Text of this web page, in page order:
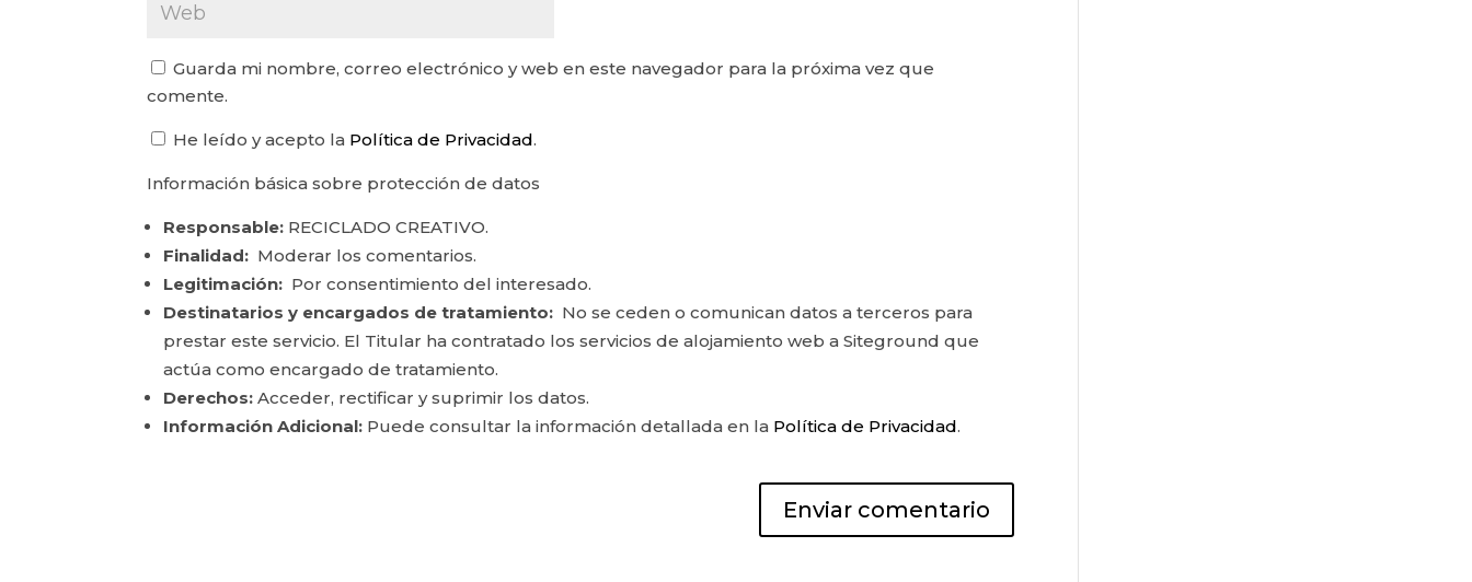
Guarda mi nombre, correo electrónico y web en este navegador para la próxima vez que
comente.
He leído y acepto la Política de Privacidad.
Información básica sobre protección de datos
Responsable: RECICLADO CREATIVO.
Finalidad: Moderar los comentarios.
Legitimación: Por consentimiento del interesado.
Destinatarios y encargados de tratamiento: No se ceden o comunican datos a terceros para
prestar este servicio. El Titular ha contratado los servicios de alojamiento web a Siteground que
actúa como encargado de tratamiento.
Derechos: Acceder, rectificar y suprimir los datos.
Información Adicional: Puede consultar la información detallada en la Política de Privacidad.